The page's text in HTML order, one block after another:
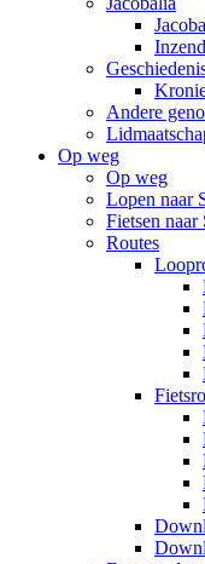
Andere
Op weg
Op weg
Lopen naar
Fietsen naar
Routes